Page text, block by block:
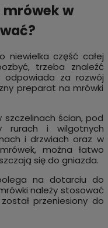
mrówek w
niewielka część całej
trzeba znaleźć
odpowiada za rozwój
preparat na mrówki
szczelinach ścian, pod
rurach i wilgotnych
i drzwiach oraz w
można łatwo
się do gniazda.
na dotarciu do
należy stosować
przeniesiony do